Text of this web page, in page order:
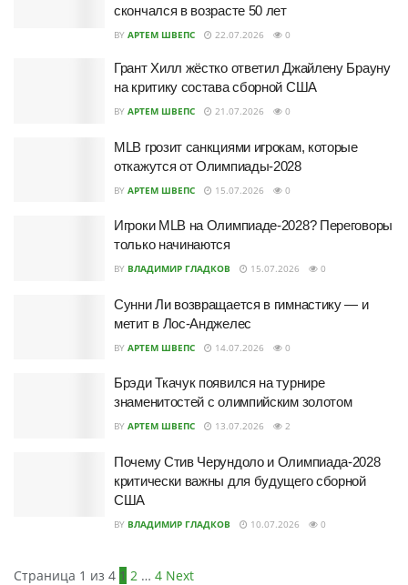
скончался в возрасте 50 лет
BY АРТЕМ ШВЕПС 22.07.2026 0
Грант Хилл жёстко ответил Джайлену Брауну
на критику состава сборной США
BY АРТЕМ ШВЕПС 21.07.2026 0
MLB грозит санкциями игрокам, которые
откажутся от Олимпиады-2028
BY АРТЕМ ШВЕПС 15.07.2026 0
Игроки MLB на Олимпиаде-2028? Переговоры
только начинаются
BY ВЛАДИМИР ГЛАДКОВ 15.07.2026 0
Сунни Ли возвращается в гимнастику — и
метит в Лос-Анджелес
BY АРТЕМ ШВЕПС 14.07.2026 0
Брэди Ткачук появился на турнире
знаменитостей с олимпийским золотом
BY АРТЕМ ШВЕПС 13.07.2026 2
Почему Стив Черундоло и Олимпиада-2028
критически важны для будущего сборной
США
BY ВЛАДИМИР ГЛАДКОВ 10.07.2026 0
Страница 1 из 4 1 2 … 4 Next